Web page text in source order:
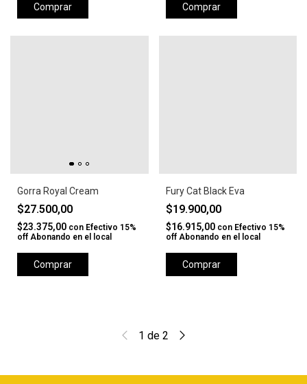
Comprar Comprar
Gorra Royal Cream
$27.500,00
$23.375,00 con Efectivo 15%
off Abonando en el local
Comprar
Fury Cat Black Eva
$19.900,00
$16.915,00 con Efectivo 15%
off Abonando en el local
1 de 2